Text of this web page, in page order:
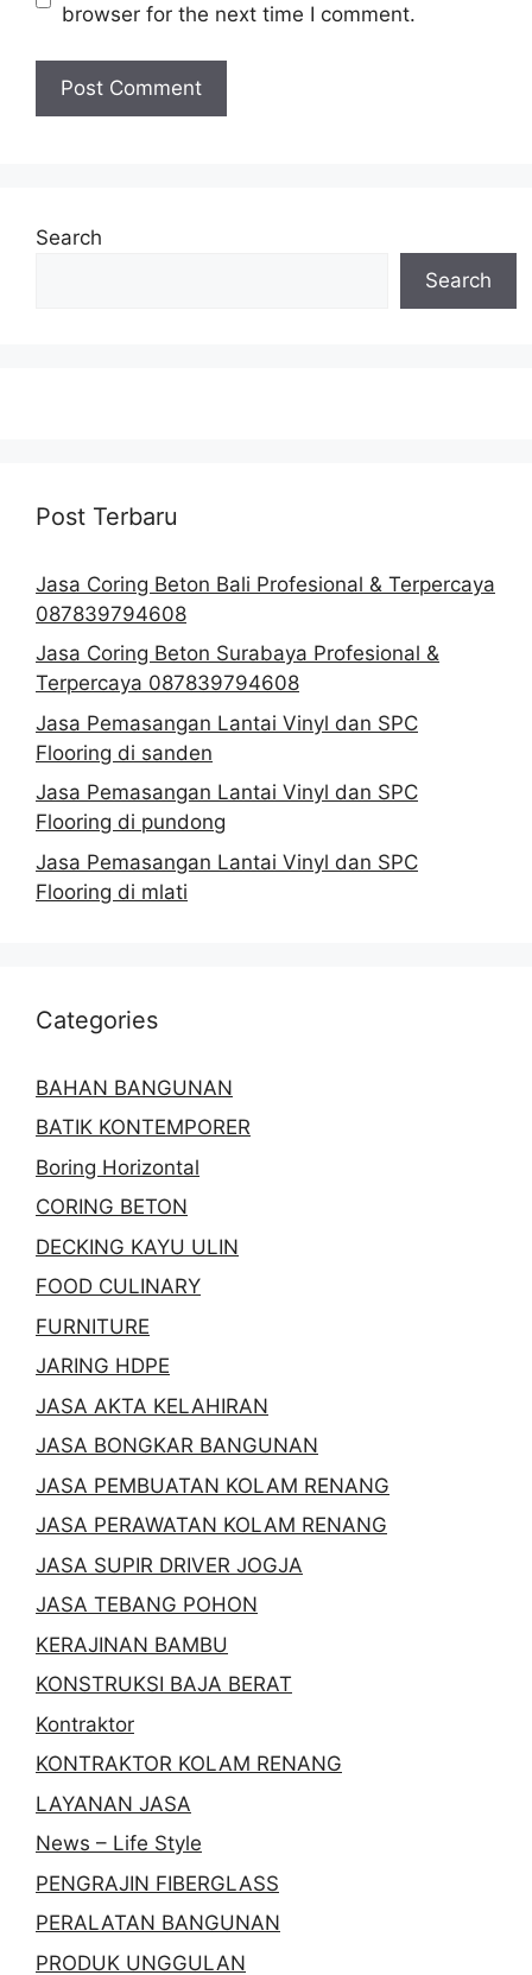
browser for the next time I comment.
Search
Search
Post Terbaru
Jasa Coring Beton Bali Profesional & Terpercaya
087839794608
Jasa Coring Beton Surabaya Profesional &
Terpercaya 087839794608
Jasa Pemasangan Lantai Vinyl dan SPC
Flooring di sanden
Jasa Pemasangan Lantai Vinyl dan SPC
Flooring di pundong
Jasa Pemasangan Lantai Vinyl dan SPC
Flooring di mlati
Categories
BAHAN BANGUNAN
BATIK KONTEMPORER
Boring Horizontal
CORING BETON
DECKING KAYU ULIN
FOOD CULINARY
FURNITURE
JARING HDPE
JASA AKTA KELAHIRAN
JASA BONGKAR BANGUNAN
JASA PEMBUATAN KOLAM RENANG
JASA PERAWATAN KOLAM RENANG
JASA SUPIR DRIVER JOGJA
JASA TEBANG POHON
KERAJINAN BAMBU
KONSTRUKSI BAJA BERAT
Kontraktor
KONTRAKTOR KOLAM RENANG
LAYANAN JASA
News – Life Style
PENGRAJIN FIBERGLASS
PERALATAN BANGUNAN
PRODUK UNGGULAN